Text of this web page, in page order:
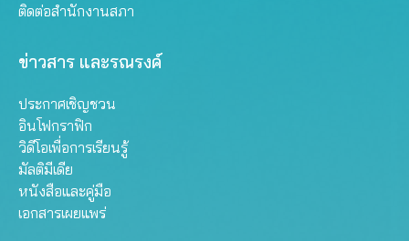
ติดต่อสำนักงานสภา
ข่าวสาร และรณรงค์
ประกาศเชิญชวน
อินโฟกราฟิก
วิดีโอเพื่อการเรียนรู้
มัลติมีเดีย
หนังสือและคู่มือ
เอกสารเผยแพร่